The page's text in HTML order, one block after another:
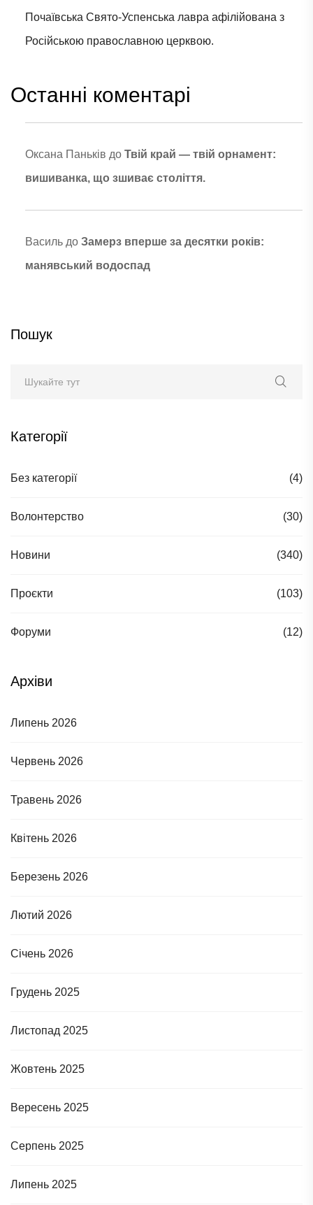
Почаївська Свято-Успенська лавра афілійована з
Російською православною церквою.
Останні коментарі
Оксана Паньків до Твій край — твій орнамент:
вишиванка, що зшиває століття.
Васильдо Замерз вперше за десятки років:
манявський водоспад
Пошук
Категорії
Без категорії (4)
Волонтерство (30)
Новини (340)
Проєкти (103)
Форуми (12)
Архіви
Липень 2026
Червень 2026
Травень 2026
Квітень 2026
Березень 2026
Лютий 2026
Січень 2026
Грудень 2025
Листопад 2025
Жовтень 2025
Вересень 2025
Серпень 2025
Липень 2025